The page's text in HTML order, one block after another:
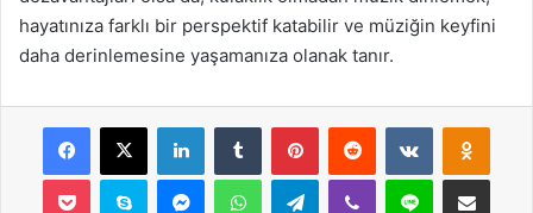
hayatınıza farklı bir perspektif katabilir ve müziğin keyfini
daha derinlemesine yaşamanıza olanak tanır.
Facebook
X LinkedInTumblr PinterestReddit VKontakte
Pocket Skype MessengerWhatsAppTelegramViber Line E-Posta ile